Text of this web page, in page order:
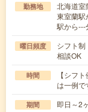
勤務地
北海道室
東室蘭駅
駅から---
曜日頻度
シフト
相談OK
時間
【シフ
は一例
期間 即日～2